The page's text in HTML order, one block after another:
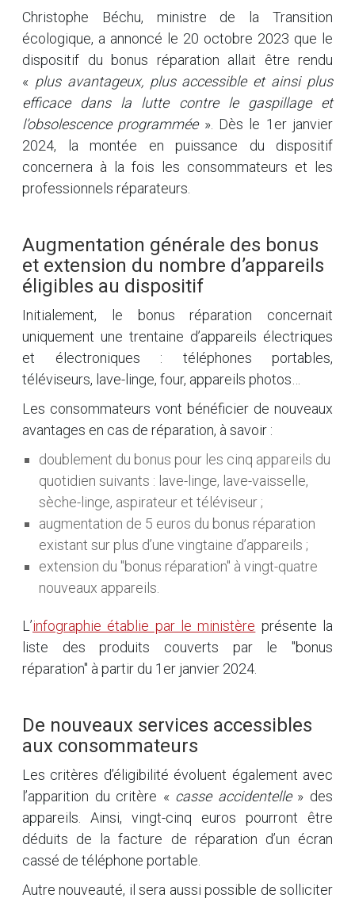
Christophe Béchu, ministre de la Transition
écologique, a annoncé le 20 octobre 2023 que le
dispositif du bonus réparation allait être rendu
« plus avantageux, plus accessible et ainsi plus
efficace dans la lutte contre le gaspillage et
l’obsolescence programmée». Dès le 1er janvier
2024, la montée en puissance du dispositif
concernera à la fois les consommateurs et les
professionnels réparateurs.
Augmentation générale des bonus
et extension du nombre d’appareils
éligibles au dispositif
Initialement, le bonus réparation concernait
uniquement une trentaine d’appareils électriques
et électroniques : téléphones portables,
téléviseurs, lave-linge, four, appareils photos…
Les consommateurs vont bénéficier de nouveaux
avantages en cas de réparation, à savoir :
doublement du bonus pour les cinq appareils du
quotidien suivants : lave-linge, lave-vaisselle,
sèche-linge, aspirateur et téléviseur ;
augmentation de 5 euros du bonus réparation
existant sur plus d’une vingtaine d’appareils ;
extension du "bonus réparation" à vingt-quatre
nouveaux appareils.
L’infographie établie par le ministère présente la
liste des produits couverts par le "bonus
réparation" à partir du 1er janvier 2024.
De nouveaux services accessibles
aux consommateurs
Les critères d’éligibilité évoluent également avec
l’apparition du critère « casse accidentelle» des
appareils. Ainsi, vingt-cinq euros pourront être
déduits de la facture de réparation d’un écran
cassé de téléphone portable.
Autre nouveauté, il sera aussi possible de solliciter